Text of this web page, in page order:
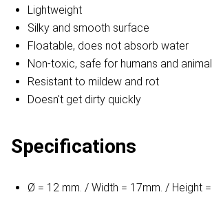
Lightweight
Silky and smooth surface
Floatable, does not absorb water
Non-toxic, safe for humans and
Resistant to mildew and rot
Doesn't get dirty quickly
Specifications
Ø = 12 mm. / Width = 17mm. / Height